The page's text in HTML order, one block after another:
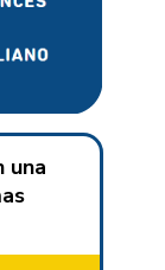
una